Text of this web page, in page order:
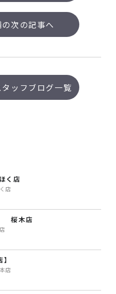
次の記事へ
ッフブログ一覧
く店
店
桜木店
店